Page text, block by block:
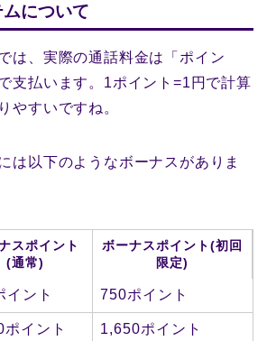
について
は、実際の通話料金は「ポイン
支払います。1ポイント=1円で計算
やすいですね。
は以下のようなボーナスがありま
スポイント
(通常)
ボーナスポイント(初回
限定)
イント 750ポイント
イント 1,650ポイント